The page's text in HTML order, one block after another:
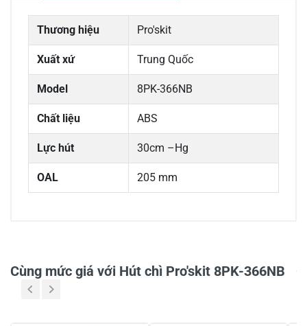
Thương hiệu Pro'skit
Xuất xứ Trung Quốc
Model 8PK-366NB
Chất liệu ABS
Lực hút 30cm –Hg
OAL 205 mm
Cùng mức giá với Hút chì Pro'skit 8PK-366NB